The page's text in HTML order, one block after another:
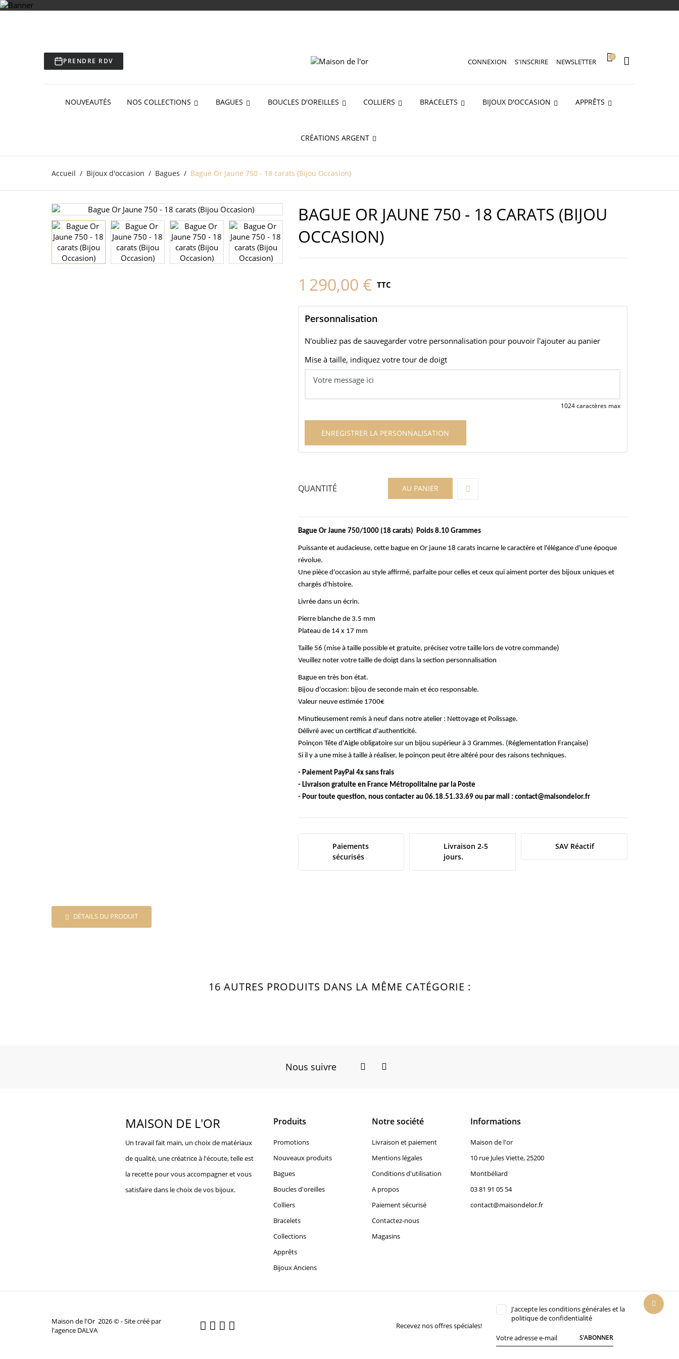
PRENDRE RDV CONNEXION S'INSCRIRE NEWSLETTER
0
NOUVEAUTÉS NOS COLLECTIONS BAGUES BOUCLES D'OREILLES COLLIERS BRACELETS BIJOUX D'OCCASION APPRÊTS
CRÉATIONS ARGENT
Accueil Bijoux d'occasion Bagues Bague Or Jaune 750 - 18 carats (Bijou Occasion)
BAGUE OR JAUNE 750 - 18 CARATS (BIJOU
OCCASION)
1 290,00 € TTC
Personnalisation
N'oubliez pas de sauvegarder votre personnalisation pour pouvoir l'ajouter au panier
Mise à taille, indiquez votre tour de doigt
1024 caractères max
ENREGISTRER LA PERSONNALISATION
QUANTITÉ AU PANIER
Bague Or Jaune 750/1000 (18 carats) Poids 8.10 Grammes
Puissante et audacieuse, cette bague en Or jaune 18 carats incarne le caractère et l'élégance d'une époque
révolue.
Une pièce d'occasion au style affirmé, parfaite pour celles et ceux qui aiment porter des bijoux uniques et
chargés d'histoire.
Livrée dans un écrin.
Pierre blanche de 3.5 mm
Plateau de 14 x 17 mm
Taille 56 (mise à taille possible et gratuite, précisez votre taille lors de votre commande)
Veuillez noter votre taille de doigt dans la section personnalisation
Bague en très bon état.
Bijou d'occasion: bijou de seconde main et éco responsable.
Valeur neuve estimée 1700€
Minutieusement remis à neuf dans notre atelier : Nettoyage et Polissage.
Délivré avec un certificat d'authenticité.
Poinçon Tête d'Aigle obligatoire sur un bijou supérieur à 3 Grammes. (Réglementation Française)
Si il y a une mise à taille à réaliser, le poinçon peut être altéré pour des raisons techniques.
- Paiement PayPal 4x sans frais
- Livraison gratuite en France Métropolitaine par la Poste
- Pour toute question, nous contacter au 06.18.51.33.69 ou par mail : contact@maisondelor.fr
Paiements
sécurisés
Livraison 2-5
jours.
SAV Réactif
DÉTAILS DU PRODUIT
16 AUTRES PRODUITS DANS LA MÊME CATÉGORIE :
Nous suivre FacebookInstagram
MAISON DE L'OR
Un travail fait main, un choix de matériaux
de qualité, une créatrice à l'écoute, telle est
la recette pour vous accompagner et vous
satisfaire dans le choix de vos bijoux.
Produits
Promotions
Nouveaux produits
Bagues
Boucles d'oreilles
Colliers
Bracelets
Collections
Apprêts
Bijoux Anciens
Notre société
Livraison et paiement
Mentions légales
Conditions d'utilisation
A propos
Paiement sécurisé
Contactez-nous
Magasins
Informations
Maison de l'or
10 rue Jules Viette, 25200
Montbéliard
03 81 91 05 54
contact@maisondelor.fr
Maison de l'Or 2026 © - Site créé par
l'agence DALVA
Recevez nos offres spéciales!
J'accepte les conditions générales et la
politique de confidentialité
S’ABONNER